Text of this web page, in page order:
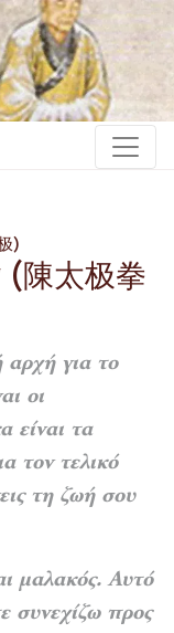
)
(陳太极拳
αρχή για το
οι
είναι τα
τον τελικό
τη ζωή σου
μαλακός. Αυτό
συνεχίζω προς